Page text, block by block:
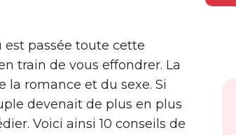
passée toute cette
train de vous effondrer. La
la romance et du sexe. Si
devenait de plus en plus
Voici ainsi 10 conseils de